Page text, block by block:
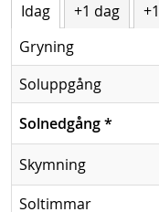
Idag +1 dag
Gryning
Soluppgång
Solnedgång*
Skymning
Soltimmar